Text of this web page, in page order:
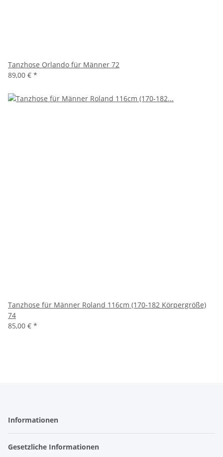
Tanzhose Orlando für Männer 72
89,00 € *
Tanzhose für Männer Roland 116cm (170-182 Körpergröße)
74
85,00 € *
Informationen
Gesetzliche Informationen